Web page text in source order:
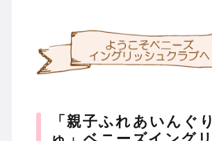
「親子ふれあいんぐ